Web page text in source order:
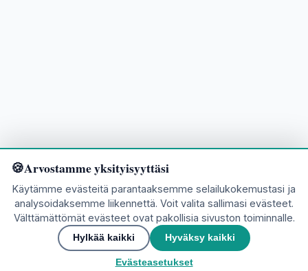
Valmis tutustumaan?
Arvostamme yksityisyyttäsi
Käytämme evästeitä parantaaksemme selailukokemustasi ja
analysoidaksemme liikennettä. Voit valita sallimasi evästeet.
Välttämättömät evästeet ovat pakollisia sivuston toiminnalle.
Hylkää kaikki Hyväksy kaikki
Evästeasetukset